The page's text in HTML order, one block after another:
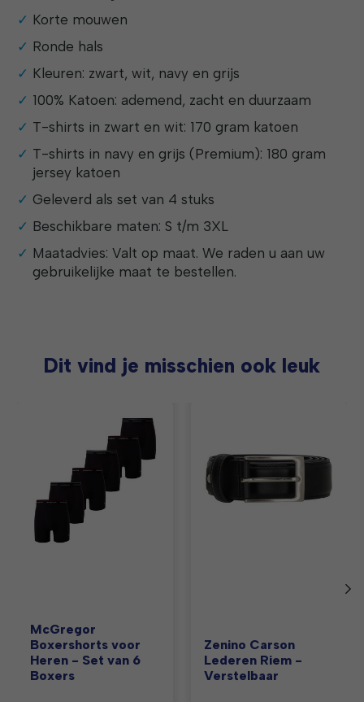
Korte mouwen
Ronde hals
Kleuren: zwart, wit, navy en grijs
100% Katoen: ademend, zacht en duurzaam
T-shirts in zwart en wit: 170 gram katoen
T-shirts in navy en grijs (Premium): 180 gram
jersey katoen
Geleverd als set van 4 stuks
Beschikbare maten: S t/m 3XL
Maatadvies: Valt op maat. We raden u aan uw
gebruikelijke maat te bestellen.
Dit vind je misschien ook leuk
McGregor
Boxershorts voor
Heren - Set van 6
Boxers
Zenino Carson
Lederen Riem -
Verstelbaar